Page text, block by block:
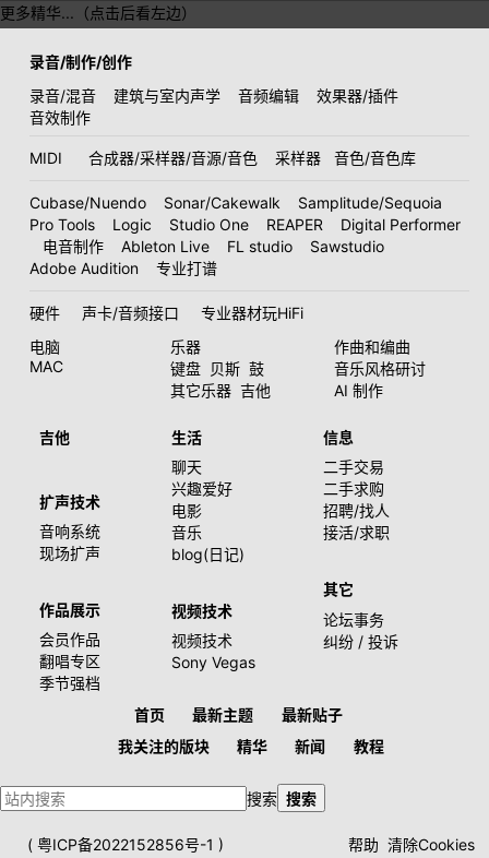
更多精华...（点击后看左边）
录音/制作/创作
录音/混音
建筑与室内声学 音频编辑
效果器/插件
音效制作
MIDI 合成器/采样器/音源/音色 采样器 音色/音色库
Cubase/Nuendo Sonar/Cakewalk
Samplitude/Sequoia
Pro Tools
Logic Studio One REAPER
Digital Performer
电音制作
Ableton Live FL studio
Sawstudio
Adobe Audition
专业打谱
硬件 声卡/音频接口
专业器材玩HiFi
电脑
MAC
乐器
键盘 贝斯 鼓
其它乐器 吉他
作曲和编曲
音乐风格研讨
AI 制作
吉他
扩声技术
音响系统
现场扩声
作品展示
会员作品
翻唱专区
季节强档
生活
聊天
兴趣爱好
电影
音乐
blog(日记)
视频技术
视频技术
Sony Vegas
信息
二手交易
二手求购
招聘/找人
接活/求职
其它
论坛事务
纠纷 / 投诉
首页 最新主题
最新贴子
我关注的版块
精华 新闻 教程
搜索 搜索
( 粤ICP备2022152856号-1 ) 帮助 清除Cookies